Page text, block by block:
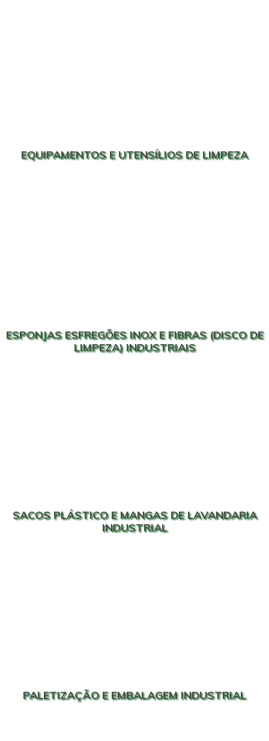
EQUIPAMENTOS E UTENSÍLIOS DE LIMPEZA
ESPONJAS ESFREGÕES INOX E FIBRAS (DISCO DE
LIMPEZA) INDUSTRIAIS
SACOS PLÁSTICO E MANGAS DE LAVANDARIA
INDUSTRIAL
PALETIZAÇÃO E EMBALAGEM INDUSTRIAL